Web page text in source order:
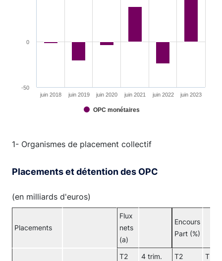
OPC monétaires
juin 2018 juin 2019 juin 2020 juin 2021 juin 2022 juin 2023
-50
0
1- Organismes de placement collectif
Placements et détention des OPC
(en milliards d'euros)
Placements
Flux
nets
(a)
Encours
Part (%)
T2
4 trim.
T2
T2